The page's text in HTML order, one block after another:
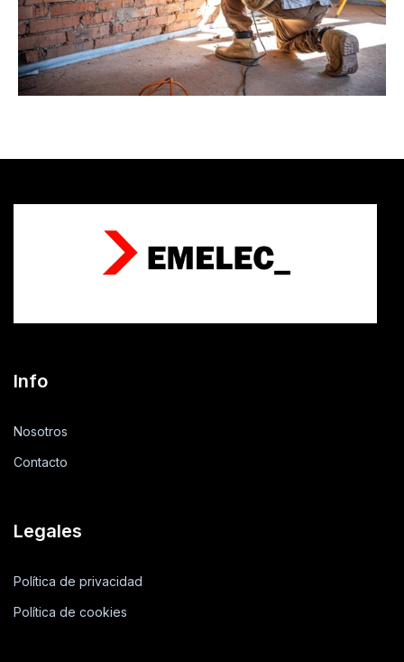
Info
Nosotros
Contacto
Legales
Política de privacidad
Política de cookies